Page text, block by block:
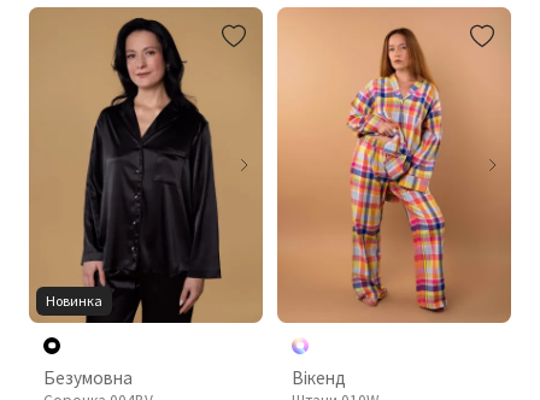
Новинка
Безумовна Вікенд